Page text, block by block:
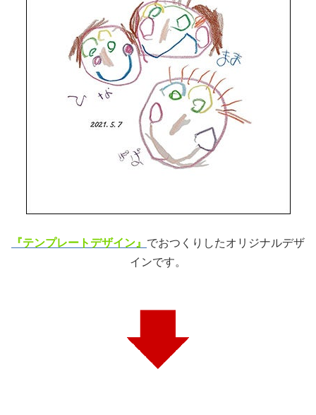
『テンプレートデザイン』 でおつくりしたオリジナルデザ
インです。